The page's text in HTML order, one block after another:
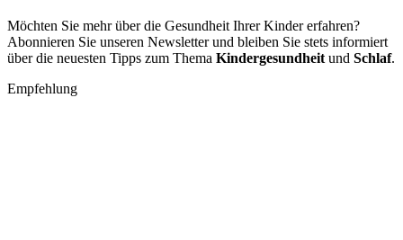
Möchten Sie mehr über die Gesundheit Ihrer Kinder erfahren?
Abonnieren Sie unseren Newsletter und bleiben Sie stets informiert
über die neuesten Tipps zum Thema Kindergesundheit und Schlaf.
Empfehlung